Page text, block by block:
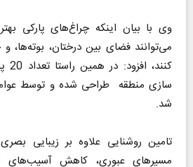
وی با بیان اینکه چراغ‌های پارکی
می‌توانند فضای بین درختان، بوته‌ها،
سازی منطقه طراحی شده و توسط
شد.
تامین روشنایی علاوه بر زیبایی
مسیرهای عبوری، کاهش آسیب‌های